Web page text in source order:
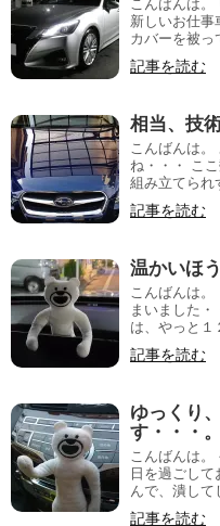
こんばんは。
新しいお仕事
カバーを被っ
記事を読む
相当、技
こんばんは。
ね・・・ こ
組み立てられ
記事を読む
温かいほ
こんばんは。
まいました・
は、やっと１
記事を読む
ゆっくり
す・・・。
こんばんは。
日を過ごし
んで、潰して
記事を読む